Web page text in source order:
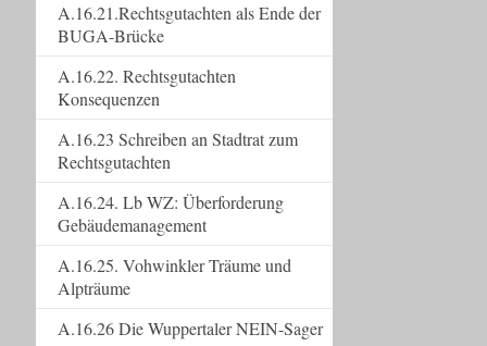
A.16.21.Rechtsgutachten als Ende der
BUGA-Brücke
A.16.22. Rechtsgutachten
Konsequenzen
A.16.23 Schreiben an Stadtrat zum
Rechtsgutachten
A.16.24. Lb WZ: Überforderung
Gebäudemanagement
A.16.25. Vohwinkler Träume und
Alpträume
A.16.26 Die Wuppertaler NEIN-Sager